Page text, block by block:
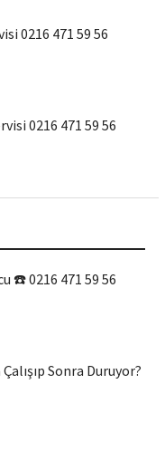
0216 471 59 56
0216 471 59 56
☎️ 0216 471 59 56
Sonra Duruyor?